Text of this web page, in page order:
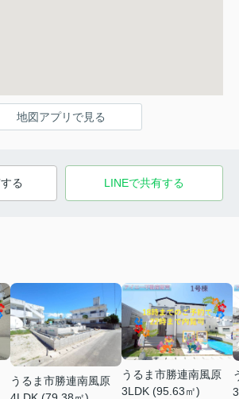
地図アプリで見る
る LINEで共有する
うるま市勝連南風原
うるま市勝連南風原
3LDK (95.63㎡)